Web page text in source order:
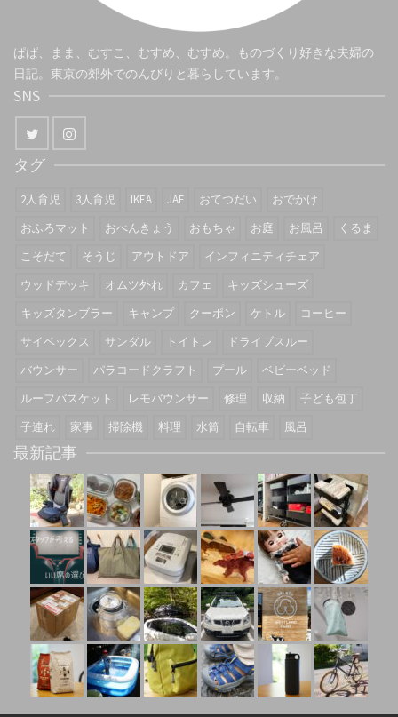
ぱぱ、まま、むすこ、むすめ、むすめ。ものづくり好きな夫婦の
日記。東京の郊外でのんびりと暮らしています。
SNS
タグ
2人育児 3人育児 IKEA JAF おてつだい
おでかけ
おふろマット
おべんきょう おもちゃ お庭 お風呂
くるま
こそだて
そうじ アウトドア
インフィニティチェア
ウッドデッキ
オムツ外れ カフェ
キッズシューズ
キッズタンブラー
キャンプ クーポン ケトル
コーヒー
サイベックス
サンダル トイトレ
ドライブスルー
バウンサー
パラコードクラフト プール
ベビーベッド
ルーフバスケット
レモバウンサー 修理 収納
子ども包丁
子連れ
家事 掃除機 料理 水筒 自転車 風呂
最新記事